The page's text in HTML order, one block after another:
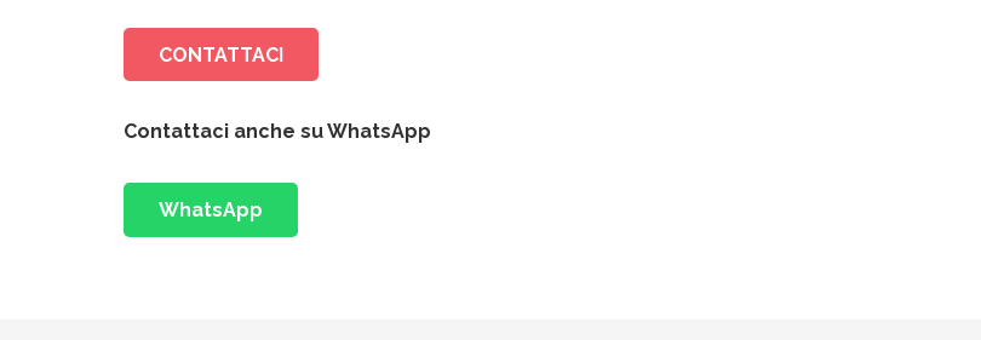
CONTATTACI
Contattaci anche su WhatsApp
WhatsApp